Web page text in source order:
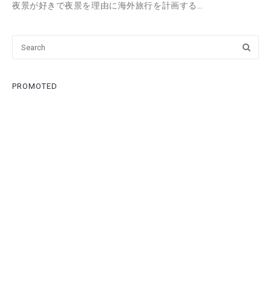
夜景が好きで夜景を理由に海外旅行を計画する…
PROMOTED